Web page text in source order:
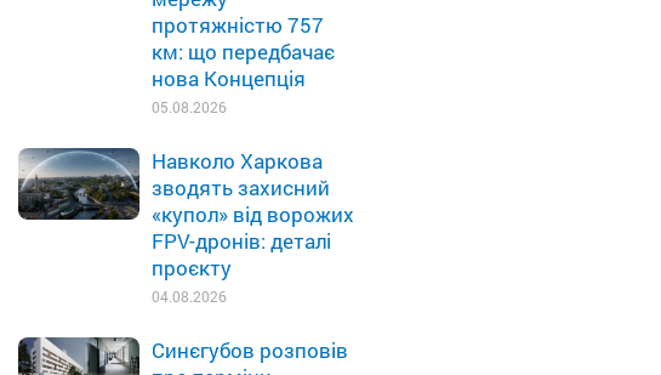
протяжністю 757
км: що передбачає
нова Концепція
05.08.2026
Навколо Харкова
зводять захисний
«купол» від ворожих
FPV-дронів: деталі
проєкту
04.08.2026
Синєгубов розповів